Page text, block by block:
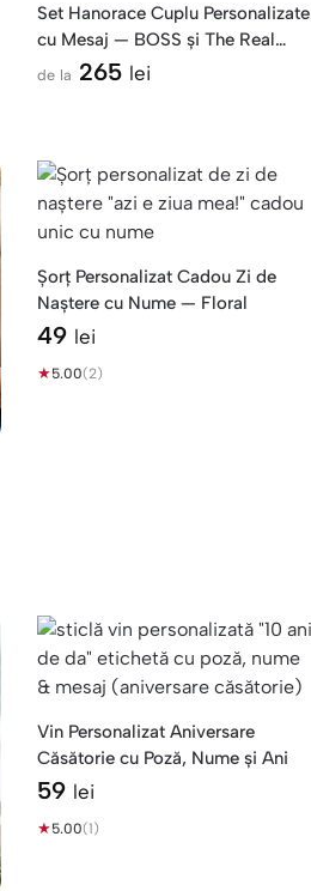
Set Hanorace Cuplu Personalizate
cu Mesaj — BOSS și The Real
BOSS
de la 265 lei
Șorț Personalizat Cadou Zi de
Naștere cu Nume — Floral
49 lei
★5.00(2)
Vin Personalizat Aniversare
Căsătorie cu Poză, Nume și Ani
59 lei
★5.00(1)